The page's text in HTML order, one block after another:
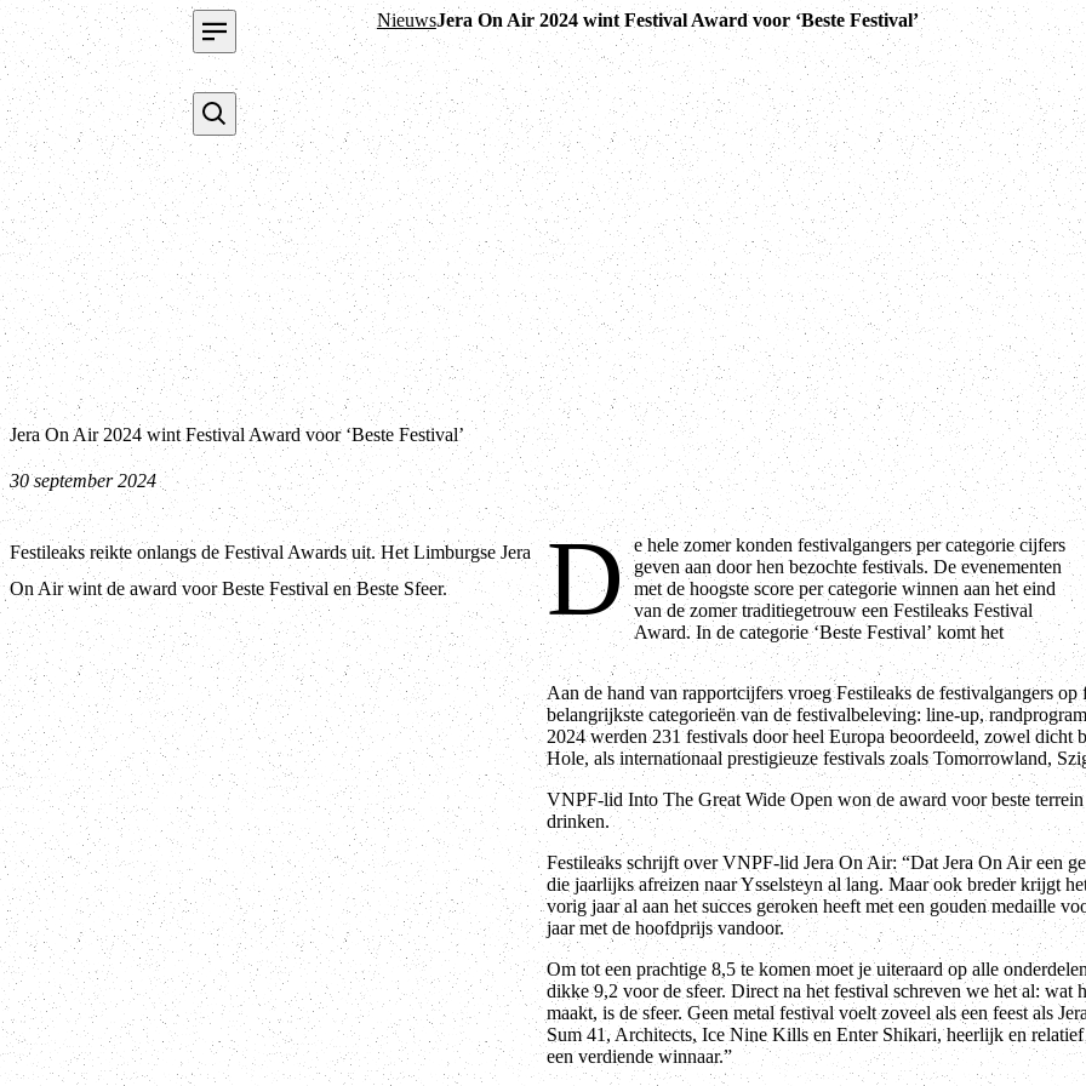
NieuwsJera On Air 2024 wint Festival Award voor ‘Beste Festival’
Jera On Air 2024 wint Festival Award voor ‘Beste Festival’
30 september 2024
Festileaks reikte onlangs de Festival Awards uit. Het Limburgse Jera
On Air wint de award voor Beste Festival en Beste Sfeer.
D e hele zomer konden festivalgangers per categorie cijfers
geven aan door hen bezochte festivals. De evenementen
met de hoogste score per categorie winnen aan het eind
van de zomer traditiegetrouw een Festileaks Festival
Award. In de categorie ‘Beste Festival’ komt het
Limburgse Jera On Air als winnaar uit de bus. De Festileaks Festival
Awards zijn de publieksprijzen voor festivals en bieden een
tegenwicht aan de vele industrieprijzen door vakjury’s. Dit jaar werd
een recordaantal van 102.312 stemmen geregistreerd, verspreid over
Aan de hand van rapportcijfers vroeg Festileaks de festivalgangers
belangrijkste categorieën van de festivalbeleving: line-up,
2024 werden 231 festivals door heel Europa beoordeeld, zowel
Hole, als internationaal prestigieuze festivals zoals Tomorrowland,
VNPF-lid Into The Great Wide Open won de award voor beste
drinken.
Festileaks schrijft over VNPF-lid Jera On Air: “Dat Jera On Air een
die jaarlijks afreizen naar Ysselsteyn al lang. Maar ook breder krijgt
vorig jaar al aan het succes geroken heeft met een gouden medaille
jaar met de hoofdprijs vandoor.
Om tot een prachtige 8,5 te komen moet je uiteraard op alle
dikke 9,2 voor de sfeer. Direct na het festival schreven we het al: wat
maakt, is de sfeer. Geen metal festival voelt zoveel als een feest als
Sum 41, Architects, Ice Nine Kills en Enter Shikari, heerlijk en
een verdiende winnaar.”